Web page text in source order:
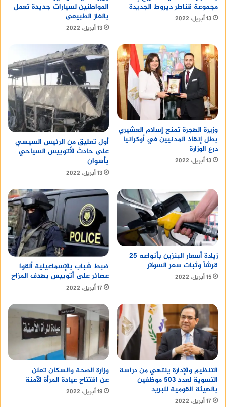
مجموعة قناطر ديروط الجديدة
13 أبريل، 2022
المواطنين لسيارات جديدة تعمل
بالغاز الطبيعى
13 أبريل، 2022
وزيرة الهجرة تمنح إسلام العشيري
بطل إنقاذ المدنيين في أوكرانيا
درع الوزارة
13 أبريل، 2022
أول تعليق من الرئيس السيسي
على حادث الأتوبيس السياحي
بأسوان
13 أبريل، 2022
زيادة أسعار البنزين بأنواعه 25
قرشاً وثبات سعر السولار
15 أبريل، 2022
ضبط شباب بالإسماعيلية ألقوا
عصائر على أتوبيس بهدف المزاح
17 أبريل، 2022
التنظيم والإدارة ينتهي من دراسة
التسوية لعدد 503 موظفين
بالهيئة القومية للبريد
17 أبريل، 2022
وزارة الصحة والسكان تعلن
عن افتتاح عيادة المرأة الآمنة
19 أبريل، 2022